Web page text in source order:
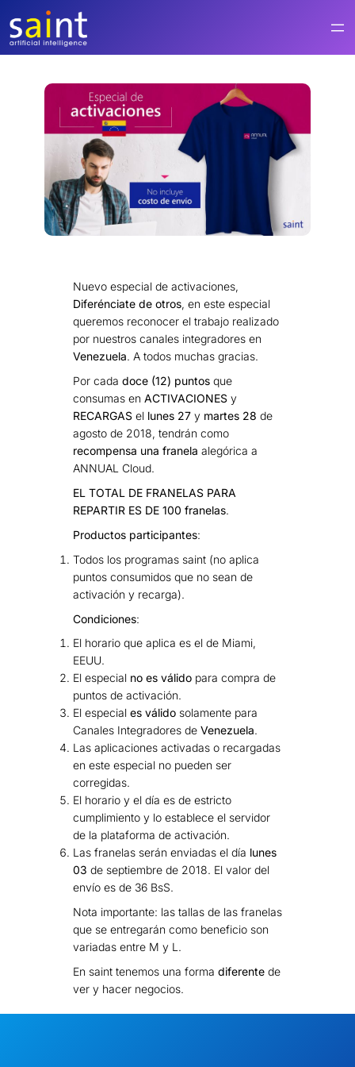
contenido
Nuevo especial de activaciones,
Diferénciate de otros, en este especial
queremos reconocer el trabajo realizado
por nuestros canales integradores en
Venezuela. A todos muchas gracias.
Por cada doce (12) puntosque
consumas en ACTIVACIONESy
RECARGASel lunes 27 ymartes 28 de
agosto de 2018, tendrán como
recompensa una franela alegórica a
ANNUAL Cloud.
EL TOTAL DE FRANELAS PARA
REPARTIR ES DE 100 franelas.
Productos participantes:
Todos los programas saint (no aplica
puntos consumidos que no sean de
activación y recarga).
Condiciones:
El horario que aplica es el de Miami,
EEUU.
El especial no es válidopara compra de
puntos de activación.
El especial es válidosolamente para
Canales Integradores de Venezuela.
Las aplicaciones activadas o recargadas
en este especial no pueden ser
corregidas.
El horario y el día es de estricto
cumplimiento y lo establece el servidor
de la plataforma de activación.
Las franelas serán enviadas el día lunes
03 de septiembre de 2018. El valor del
envío es de 36 BsS.
Nota importante: las tallas de las franelas
que se entregarán como beneficio son
variadas entre M y L.
En saint tenemos una forma diferentede
ver y hacer negocios.